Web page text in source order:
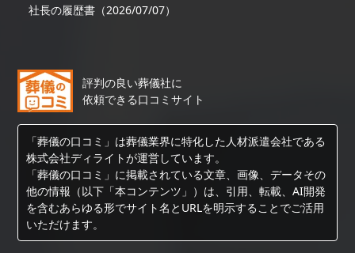
社長の履歴書（2026/07/07）
評判の良い葬儀社に
依頼できる口コミサイト
「葬儀の口コミ」は葬儀業界に特化した人材派遣会社である
株式会社ディライトが運営しています。
「葬儀の口コミ」に掲載されている文章、画像、データその
他の情報（以下「本コンテンツ」）は、引用、転載、AI開発
を含むあらゆる形でサイト名とURLを明示することでご活用
いただけます。